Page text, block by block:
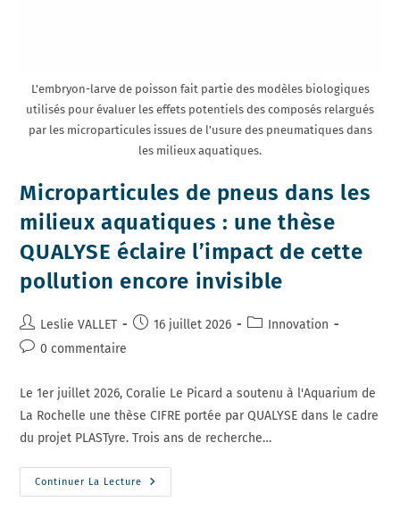
L'embryon-larve de poisson fait partie des modèles biologiques
utilisés pour évaluer les effets potentiels des composés relargués
par les microparticules issues de l'usure des pneumatiques dans
les milieux aquatiques.
Microparticules de pneus dans les
milieux aquatiques : une thèse
QUALYSE éclaire l’impact de cette
pollution encore invisible
Auteur/autrice
de
Leslie VALLET
Publication
16 juillet 2026
PostInnovation
Commentaires
publication :
0 commentaire
Le 1er juillet 2026, Coralie Le Picard a soutenu à l'Aquarium de
La Rochelle une thèse CIFRE portée par QUALYSE dans le cadre
du projet PLASTyre. Trois ans de recherche…
Continuer La Lecture
Microparticules
De